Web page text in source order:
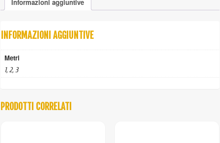
quantità
Informazioni aggiuntive
INFORMAZIONI AGGIUNTIVE
Metri
1, 2, 3
PRODOTTI CORRELATI